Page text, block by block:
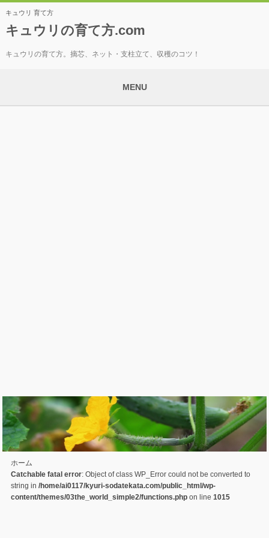
キュウリ 育て方
キュウリの育て方.com
キュウリの育て方。摘芯、ネット・支柱立て、収穫のコツ！
MENU
ホーム
Catchable fatal error: Object of class WP_Error could not be converted to
string in /home/ai0117/kyuri-sodatekata.com/public_html/wp-
content/themes/03the_world_simple2/functions.phpon line 1015